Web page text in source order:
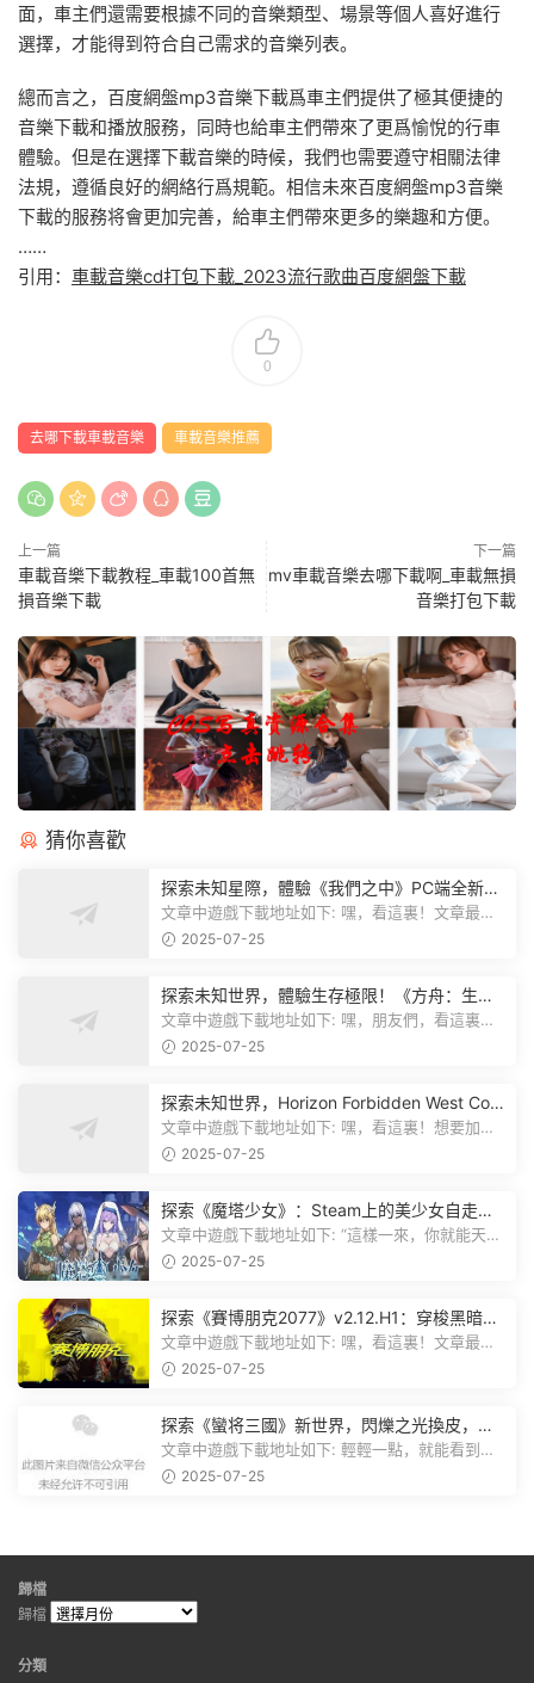
面，車主們還需要根據不同的音樂類型、場景等個人喜好進行
選擇，才能得到符合自己需求的音樂列表。
總而言之，百度網盤mp3音樂下載爲車主們提供了極其便捷的
音樂下載和播放服務，同時也給車主們帶來了更爲愉悅的行車
體驗。但是在選擇下載音樂的時候，我們也需要遵守相關法律
法規，遵循良好的網絡行爲規範。相信未來百度網盤mp3音樂
下載的服務将會更加完善，給車主們帶來更多的樂趣和方便。
……
引用： 車載音樂cd打包下載_2023流行歌曲百度網盤下載
0
去哪下載車載音樂 車載音樂推薦
上一篇
車載音樂下載教程_車載100首無
損音樂下載
下一篇
mv車載音樂去哪下載啊_車載無損
音樂打包下載
猜你喜歡
探索未知星際，體驗《我們之中》PC端全新版
本
文章中遊戲下載地址如下: 嘿，看這裏！文章最後
有個圖片，點一下就能加入我們遊...
2025-07-25
探索未知世界，體驗生存極限！《方舟：生存
飛升》v38.9中文版全新升級！
文章中遊戲下載地址如下: 嘿，朋友們，看這裏！
《方舟：生存飛升》這個遊戲超火...
2025-07-25
探索未知世界，Horizon Forbidden West Com
plete Edition正式發布！
文章中遊戲下載地址如下: 嘿，看這裏！想要加入
遊戲資源分享群，就點文章最後那...
2025-07-25
探索《魔塔少女》：Steam上的美少女自走
棋，戰鬥與策略的雙重盛宴！
文章中遊戲下載地址如下: “這樣一來，你就能天天
2025-07-25
探索《賽博朋克2077》v2.12.H1：穿梭黑暗都
市，感受未來世界的震撼
文章中遊戲下載地址如下: 嘿，看這裏！文章最後
有個圖片，點一下就能加入我們的...
2025-07-25
探索《蠻将三國》新世界，閃爍之光換皮，共
赴手遊盛宴！
文章中遊戲下載地址如下: 輕輕一點，就能看到原
文。 滑動一下屏幕，就能看到...
2025-07-25
歸檔
歸檔
分類